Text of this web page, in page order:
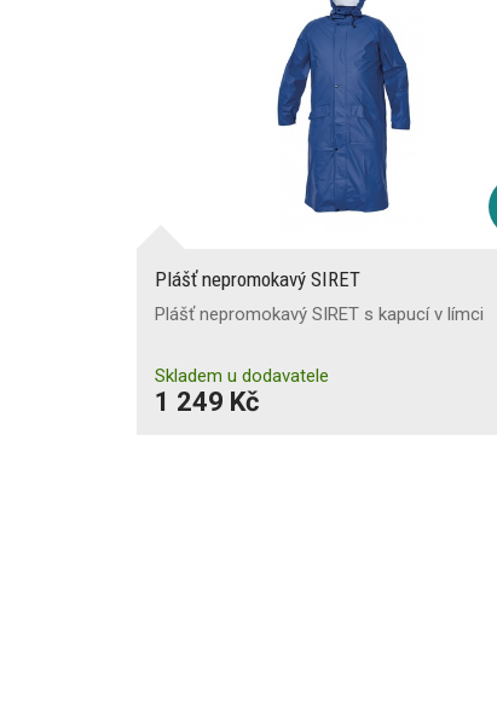
Plášť nepromokavý SIRET
Plášť nepromokavý SIRET s kapucí v límci
Skladem u dodavatele
1 249 Kč